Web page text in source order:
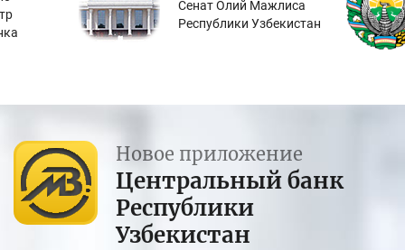
Сенат Олий Мажлиса
Республики Узбекистан
Новое приложение
Центральный банк
Республики
Узбекистан